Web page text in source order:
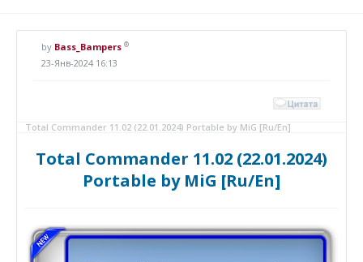
by Bass_Bampers ®
23-Янв-2024 16:13
Total Commander 11.02 (22.01.2024) Portable by MiG [Ru/En]
Total Commander 11.02 (22.01.2024)
Portable by MiG [Ru/En]